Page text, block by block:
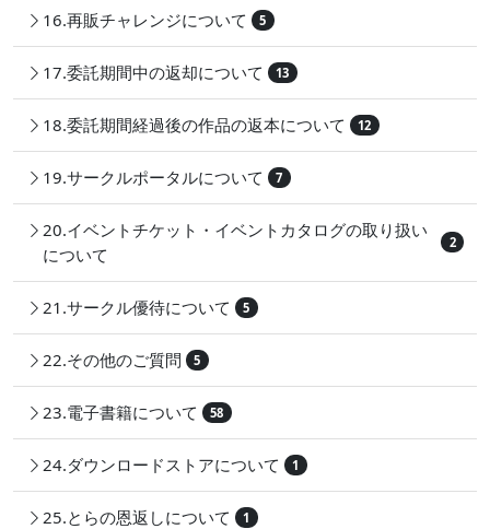
16.再販チャレンジについて 5
17.委託期間中の返却について 13
18.委託期間経過後の作品の返本について 12
19.サークルポータルについて 7
20.イベントチケット・イベントカタログの取り扱い
について
2
21.サークル優待について 5
22.その他のご質問 5
23.電子書籍について 58
24.ダウンロードストアについて 1
25.とらの恩返しについて 1